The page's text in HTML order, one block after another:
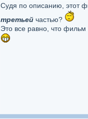
Судя по описанию, этот
третьей частью?
Это все равно, что фильм